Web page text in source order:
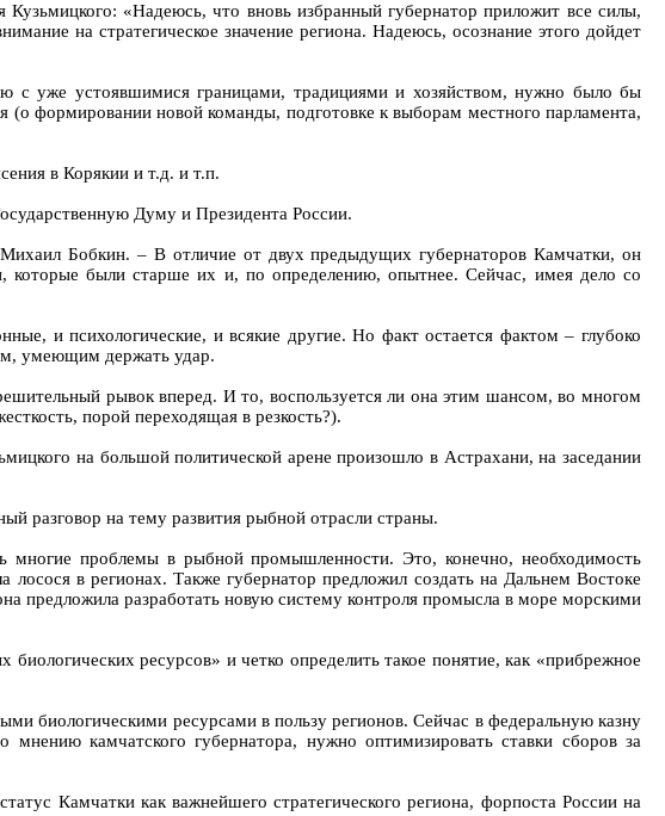
«Надеюсь, что вновь избранный губернатор приложит все силы,
на стратегическое значение региона. Надеюсь, осознание этого дойдет
с уже устоявшимися границами, традициями и хозяйством, нужно было бы
формировании новой команды, подготовке к выборам местного парламента,
в Корякии и т.д. и т.п.
Думу и Президента России.
Бобкин. – В отличие от двух предыдущих губернаторов Камчатки, он
которые были старше их и, по определению, опытнее. Сейчас, имея дело со
и психологические, и всякие другие. Но факт остается фактом – глубоко
умеющим держать удар.
рывок вперед. И то, воспользуется ли она этим шансом, во многом
порой переходящая в резкость?).
на большой политической арене произошло в Астрахани, на заседании
разговор на тему развития рыбной отрасли страны.
многие проблемы в рыбной промышленности. Это, конечно, необходимость
в регионах. Также губернатор предложил создать на Дальнем Востоке
предложила разработать новую систему контроля промысла в море морскими
ресурсов» и четко определить такое понятие, как «прибрежное
биологическими ресурсами в пользу регионов. Сейчас в федеральную казну
камчатского губернатора, нужно оптимизировать ставки сборов за
Камчатки как важнейшего стратегического региона, форпоста России на